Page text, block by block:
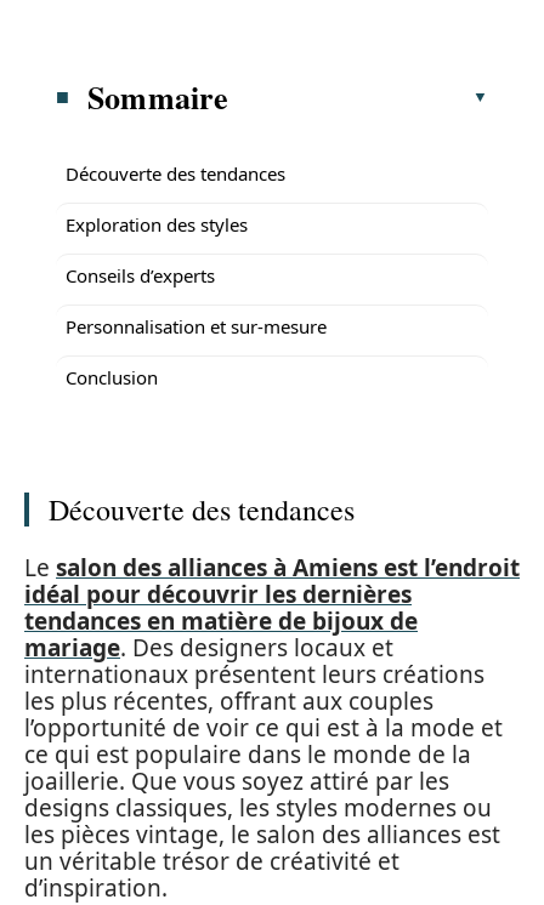
Sommaire
Découverte des tendances
Exploration des styles
Conseils d’experts
Personnalisation et sur-mesure
Conclusion
Découverte des tendances
Le salon des alliances à Amiens est l’endroit
idéal pour découvrir les dernières
tendances en matière de bijoux de
mariage. Des designers locaux et
internationaux présentent leurs créations
les plus récentes, offrant aux couples
l’opportunité de voir ce qui est à la mode et
ce qui est populaire dans le monde de la
joaillerie. Que vous soyez attiré par les
designs classiques, les styles modernes ou
les pièces vintage, le salon des alliances est
un véritable trésor de créativité et
d’inspiration.